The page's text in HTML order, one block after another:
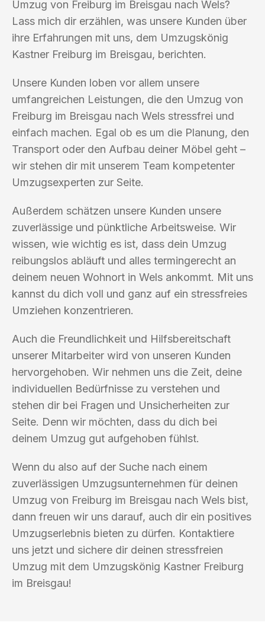
Umzug von Freiburg im Breisgau nach Wels?
Lass mich dir erzählen, was unsere Kunden über
ihre Erfahrungen mit uns, dem Umzugskönig
Kastner Freiburg im Breisgau, berichten.
Unsere Kunden loben vor allem unsere
umfangreichen Leistungen, die den Umzug von
Freiburg im Breisgau nach Wels stressfrei und
einfach machen. Egal ob es um die Planung, den
Transport oder den Aufbau deiner Möbel geht –
wir stehen dir mit unserem Team kompetenter
Umzugsexperten zur Seite.
Außerdem schätzen unsere Kunden unsere
zuverlässige und pünktliche Arbeitsweise. Wir
wissen, wie wichtig es ist, dass dein Umzug
reibungslos abläuft und alles termingerecht an
deinem neuen Wohnort in Wels ankommt. Mit uns
kannst du dich voll und ganz auf ein stressfreies
Umziehen konzentrieren.
Auch die Freundlichkeit und Hilfsbereitschaft
unserer Mitarbeiter wird von unseren Kunden
hervorgehoben. Wir nehmen uns die Zeit, deine
individuellen Bedürfnisse zu verstehen und
stehen dir bei Fragen und Unsicherheiten zur
Seite. Denn wir möchten, dass du dich bei
deinem Umzug gut aufgehoben fühlst.
Wenn du also auf der Suche nach einem
zuverlässigen Umzugsunternehmen für deinen
Umzug von Freiburg im Breisgau nach Wels bist,
dann freuen wir uns darauf, auch dir ein positives
Umzugserlebnis bieten zu dürfen. Kontaktiere
uns jetzt und sichere dir deinen stressfreien
Umzug mit dem Umzugskönig Kastner Freiburg
im Breisgau!